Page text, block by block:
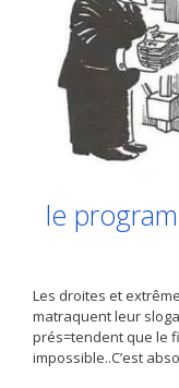
le
Les droites et
matraquent leur
prés=tendent que le
impossible..C’est